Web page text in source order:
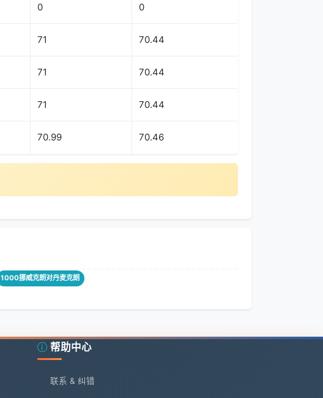
0 0
71 70.44
71 70.44
71 70.44
70.99 70.46
1000挪威克朗对丹麦克朗
帮助中心
联系 & 纠错